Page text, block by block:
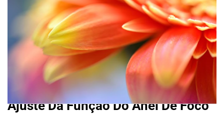
Ajuste Da Função Do Anel De Foco